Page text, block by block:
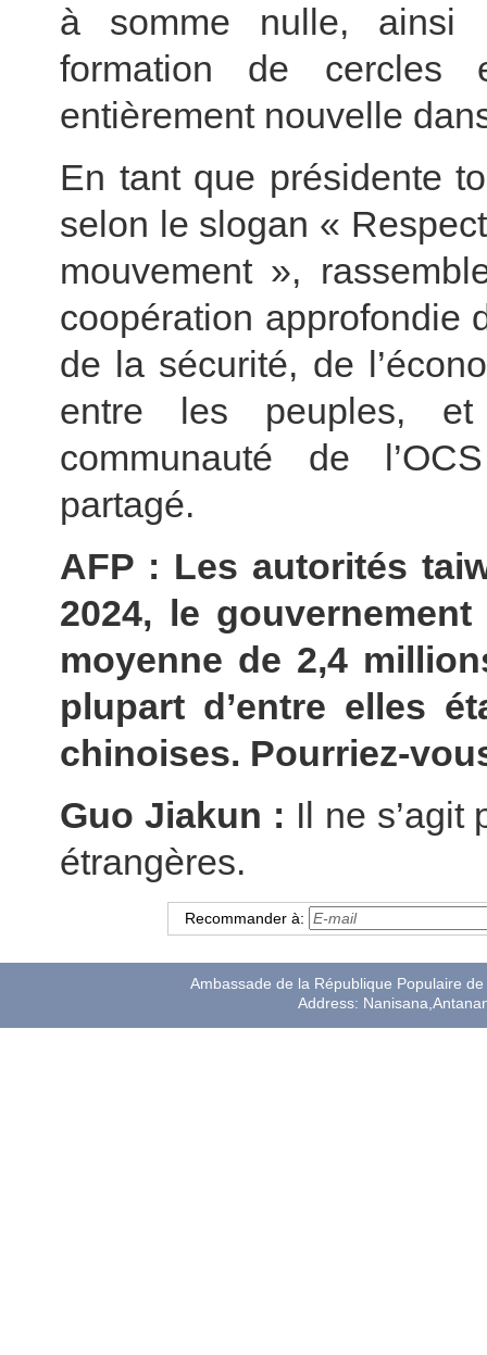
à somme nulle, ainsi
formation de cercles
entièrement nouvelle
En tant que présidente
selon le slogan «
mouvement »,
coopération approfondie
de la sécurité, de
entre les peuples, et
communauté de
partagé.
AFP : Les autorités
2024, le
moyenne de 2,4
plupart d’entre elles
chinoises. Pourriez-
Guo Jiakun : Il ne s’agit
étrangères.
Recommander à:
Ambassade de la République Populaire
Address: